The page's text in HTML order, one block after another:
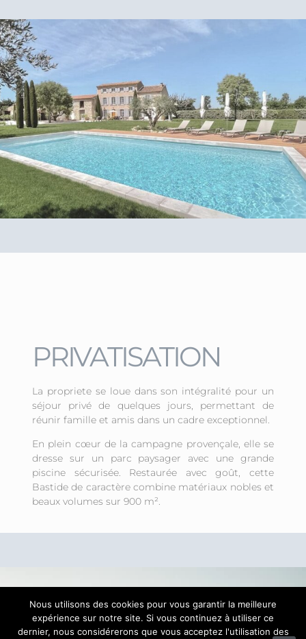
PRIVATISATION
La propriete se loue dans son intégralité pour un
séjour privé de quelques jours, permettant de
réunir famille et amis dans un cadre exceptionnel.
En plein cœur de la campagne provençale, elle se
dresse sur un parc paysager avec une grande
piscine sécurisée. Restaurée avec goût, cette
Bastide de caractère combine matériaux nobles et
beaux volumes sur 900 m².
Nous utilisons des cookies pour vous garantir la meilleure
expérience sur notre site. Si vous continuez à utiliser ce
dernier, nous considérerons que vous acceptez l'utilisation des